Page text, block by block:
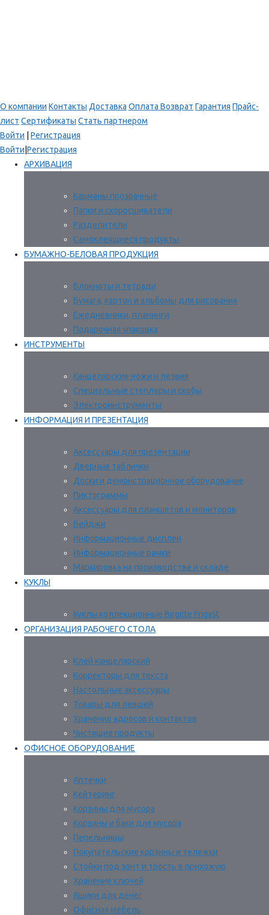
О компании Контакты Доставка Оплата Возврат Гарантия Прайс-
лист Сертификаты Стать партнером
Войти
Регистрация
Войти Регистрация
АРХИВАЦИЯ
Карманы прозрачные
Папки и скоросшиватели
Разделители
Самоклеящиеся продукты
БУМАЖНО-БЕЛОВАЯ ПРОДУКЦИЯ
Блокноты и тетради
Бумага, картон и альбомы для рисования
Ежедневники, планинги
Подарочная упаковка
ИНСТРУМЕНТЫ
Канцелярские ножи и лезвия
Специальные степлеры и скобы
Электроинструменты
ИНФОРМАЦИЯ И ПРЕЗЕНТАЦИЯ
Аксессуары для презентации
Дверные таблички
Доски и демонстрационное оборудование
Пиктограммы
Аксессуары для планшетов и мониторов
Бейджи
Информационные дисплеи
Информационные рамки
Маркировка на производстве и складе
КУКЛЫ
Куклы коллекционные Birgitte Frigast
ОРГАНИЗАЦИЯ РАБОЧЕГО СТОЛА
Клей канцелярский
Корректоры для текста
Настольные аксессуары
Товары для левшей
Хранение адресов и контактов
Чистящие продукты
ОФИСНОЕ ОБОРУДОВАНИЕ
Аптечки
Кейтеринг
Корзины для мусора
Корзины и баки для мусора
Пепельницы
Покупательские корзины и тележки
Стойки под зонт и трость в прихожую
Хранение ключей
Ящики для денег
Офисная мебель